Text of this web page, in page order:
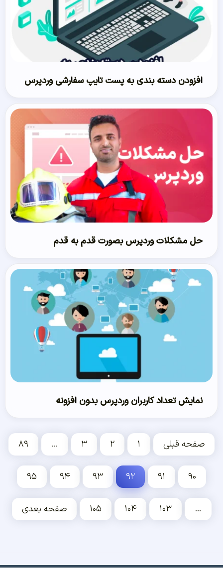
افزودن دسته بندی به پست تایپ سفارشی وردپرس
حل مشکلات وردپرس بصورت قدم به قدم
نمایش تعداد کاربران وردپرس بدون افزونه
صفحه قبلی ۱ ۲ ۳ … ۸۹
۹۰ ۹۱ ۹۲ ۹۳ ۹۴ ۹۵
… ۱۰۳ ۱۰۴ ۱۰۵ صفحه بعدی